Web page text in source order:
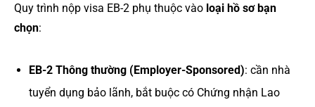
Quy trình nộp visa EB-2 phụ thuộc vào loại hồ sơ bạn
chọn:
EB-2 Thông thường (Employer-Sponsored): cần nhà
tuyển dụng bảo lãnh, bắt buộc có Chứng nhận Lao